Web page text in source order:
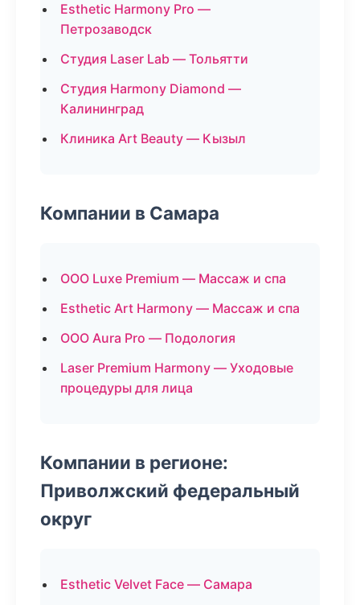
Esthetic Harmony Pro —
Петрозаводск
Студия Laser Lab — Тольятти
Студия Harmony Diamond —
Калининград
Клиника Art Beauty — Кызыл
Компании в Самара
ООО Luxe Premium — Массаж и спа
Esthetic Art Harmony — Массаж и спа
ООО Aura Pro — Подология
Laser Premium Harmony — Уходовые
процедуры для лица
Компании в регионе:
Приволжский федеральный
округ
Esthetic Velvet Face — Самара